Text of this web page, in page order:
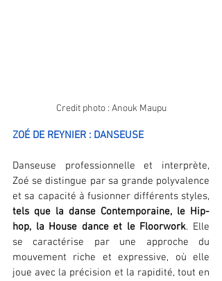
Credit photo : Anouk Maupu
ZOÉ DE REYNIER : DANSEUSE
Danseuse professionnelle et interprète,
Zoé se distingue par sa grande polyvalence
tels que la danse Contemporaine, le Hip-
hop, la House dance et le Floorwork. Elle
se caractérise par une approche du
mouvement riche et expressive, où elle
joue avec la précision et la rapidité, tout en